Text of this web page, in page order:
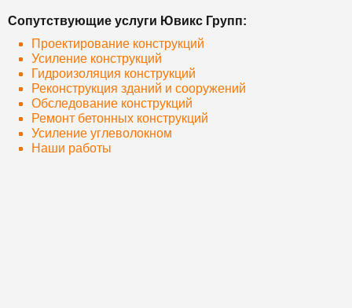
Сопутствующие услуги Ювикс Групп:
Проектирование конструкций
Усиление конструкций
Гидроизоляция конструкций
Реконструкция зданий и сооружений
Обследование конструкций
Ремонт бетонных конструкций
Усиление углеволокном
Наши работы